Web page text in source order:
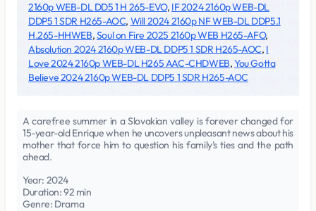
2160p WEB-DL DD5 1 H 265-EVO, IF 2024 2160p WEB-DL
DDP5 1 SDR H265-AOC, Will 2024 2160p NF WEB-DL DDP5.1
H.265-HHWEB,Soul on Fire 2025 2160p WEB H265-AFO,
Absolution 2024 2160p WEB-DL DDP5 1 SDR H265-AOC, I
Love 2024 2160p WEB-DL H265 AAC-CHDWEB,You Gotta
Believe 2024 2160p WEB-DL DDP5 1 SDR H265-AOC
A carefree summer in a Slovakian valley is forever changed for
15-year-old Enrique when he uncovers unpleasant news about his
mother that force him to question his family's ties and the path
ahead.
Year: 2024
Duration: 92 min
Genre: Drama